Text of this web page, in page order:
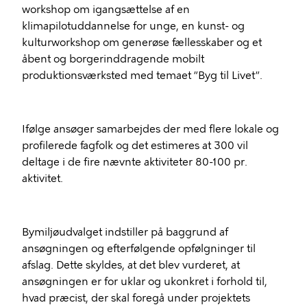
workshop om igangsættelse af en
klimapilotuddannelse for unge, en kunst- og
kulturworkshop om generøse fællesskaber og et
åbent og borgerinddragende mobilt
produktionsværksted med temaet ”Byg til Livet”.
Ifølge ansøger samarbejdes der med flere lokale og
profilerede fagfolk og det estimeres at 300 vil
deltage i de fire nævnte aktiviteter 80-100 pr.
aktivitet.
Bymiljøudvalget indstiller på baggrund af
ansøgningen og efterfølgende opfølgninger til
afslag. Dette skyldes, at det blev vurderet, at
ansøgningen er for uklar og ukonkret i forhold til,
hvad præcist, der skal foregå under projektets